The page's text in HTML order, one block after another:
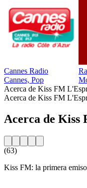
Cannes Radio
Cannes, Pop
Acerca de Kiss FM
Acerca de Kiss FM
Acerca de
(63)
Kiss FM: la primera